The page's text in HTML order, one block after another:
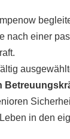
nach einer
in den